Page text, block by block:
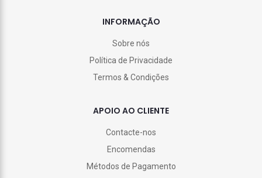
INFORMAÇÃO
Sobre nós
Política de Privacidade
Termos & Condições
APOIO AO CLIENTE
Contacte-nos
Encomendas
Métodos de Pagamento